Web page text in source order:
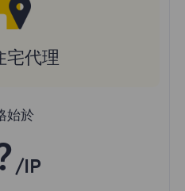
宅代理
始於
/IP